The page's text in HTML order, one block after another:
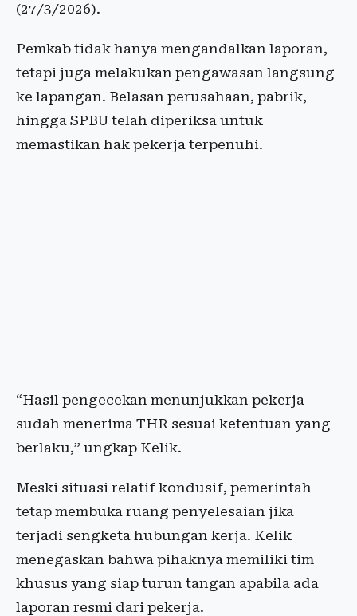
(27/3/2026).
Pemkab tidak hanya mengandalkan laporan,
tetapi juga melakukan pengawasan langsung
ke lapangan. Belasan perusahaan, pabrik,
hingga SPBU telah diperiksa untuk
memastikan hak pekerja terpenuhi.
“Hasil pengecekan menunjukkan pekerja
sudah menerima THR sesuai ketentuan yang
berlaku,” ungkap Kelik.
Meski situasi relatif kondusif, pemerintah
tetap membuka ruang penyelesaian jika
terjadi sengketa hubungan kerja. Kelik
menegaskan bahwa pihaknya memiliki tim
khusus yang siap turun tangan apabila ada
laporan resmi dari pekerja.